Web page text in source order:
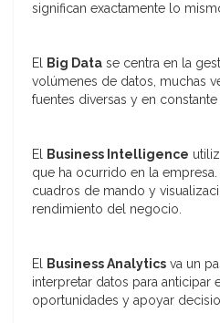
significan exactamente lo
El Big Data se centra en la
volúmenes de datos, muchas
fuentes diversas y en
El Business Intelligence
que ha ocurrido en la
cuadros de mando y
rendimiento del negocio.
El Business Analytics va un
interpretar datos para anticipar
oportunidades y apoyar